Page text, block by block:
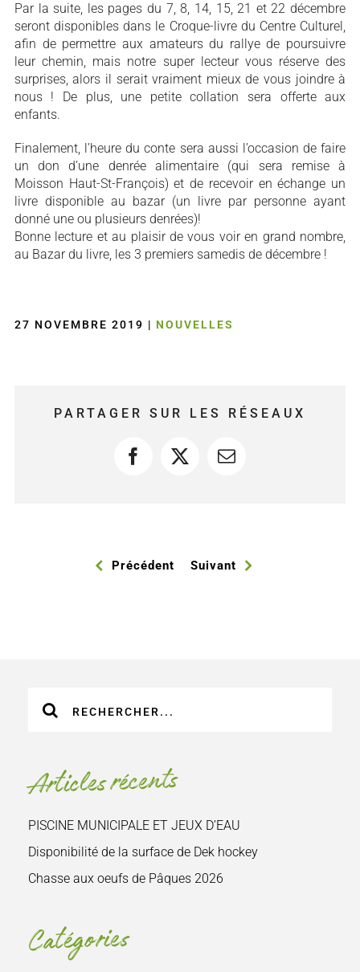
Par la suite, les pages du 7, 8, 14, 15, 21 et 22 décembre
seront disponibles dans le Croque-livre du Centre Culturel,
afin de permettre aux amateurs du rallye de poursuivre
leur chemin, mais notre super lecteur vous réserve des
surprises, alors il serait vraiment mieux de vous joindre à
nous ! De plus, une petite collation sera offerte aux
enfants.
Finalement, l’heure du conte sera aussi l’occasion de faire
un don d’une denrée alimentaire (qui sera remise à
Moisson Haut-St-François) et de recevoir en échange un
livre disponible au bazar (un livre par personne ayant
donné une ou plusieurs denrées)!
Bonne lecture et au plaisir de vous voir en grand nombre,
au Bazar du livre, les 3 premiers samedis de décembre !
27 NOVEMBRE 2019 | NOUVELLES
PARTAGER SUR LES RÉSEAUX
Facebook
X Courriel
Précédent Suivant
sur
Articles récents
PISCINE MUNICIPALE ET JEUX D’EAU
Disponibilité de la surface de Dek hockey
Chasse aux oeufs de Pâques 2026
Catégories